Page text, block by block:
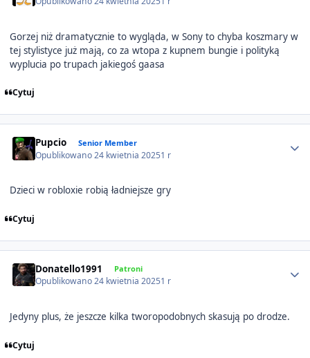
Gorzej niż dramatycznie to wygląda, w Sony to chyba koszmary w
tej stylistyce już mają, co za wtopa z kupnem bungie i polityką
wyplucia po trupach jakiegoś gaasa
Cytuj
Pupcio Senior Member
Opublikowano24 kwietnia 20251 r
Dzieci w robloxie robią ładniejsze gry
Cytuj
Donatello1991 Patroni
Opublikowano24 kwietnia 20251 r
Jedyny plus, że jeszcze kilka tworopodobnych skasują po drodze.
Cytuj